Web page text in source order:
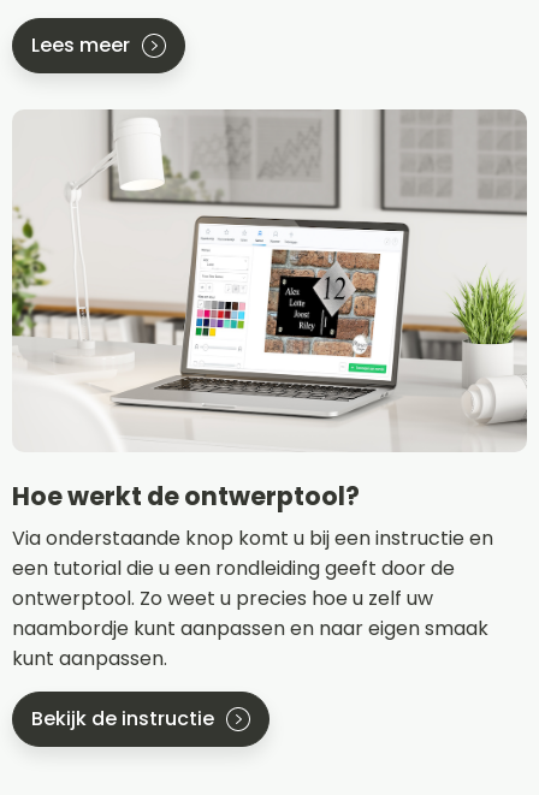
Lees meer
Hoe werkt de ontwerptool?
Via onderstaande knop komt u bij een instructie en
een tutorial die u een rondleiding geeft door de
ontwerptool. Zo weet u precies hoe u zelf uw
naambordje kunt aanpassen en naar eigen smaak
kunt aanpassen.
Bekijk de instructie